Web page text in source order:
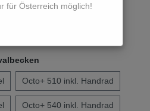
für Österreich möglich!
Octo+ 510 inkl. Handrad
Octo+ 540 inkl. Handrad